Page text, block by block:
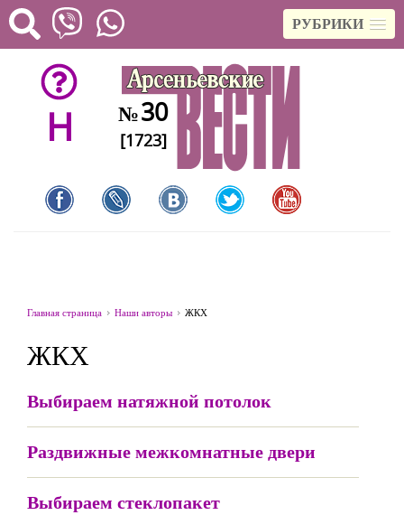
РУБРИКИ
H №30
[1723]
Главная страница Наши авторы ЖКХ
ЖКХ
Выбираем натяжной потолок
Раздвижные межкомнатные двери
Выбираем стеклопакет